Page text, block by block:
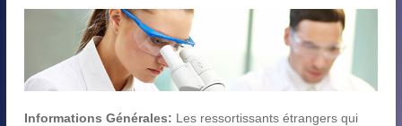
Informations Générales: Les ressortissants étrangers qui